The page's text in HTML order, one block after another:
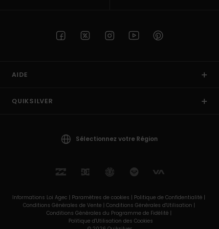
AIDE
QUIKSILVER
Sélectionnez votre Région
Informations Loi Agec | Paramètres de cookies | Politique de Confidentialité |
Conditions Générales de Vente | Conditions Générales d'Utilisation |
Conditions Générales du Programme de Fidélité |
Politique d'Utilisation des Cookies